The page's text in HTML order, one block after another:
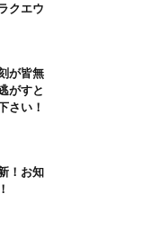
クエウ
が皆無
がすと
さい！
！お知